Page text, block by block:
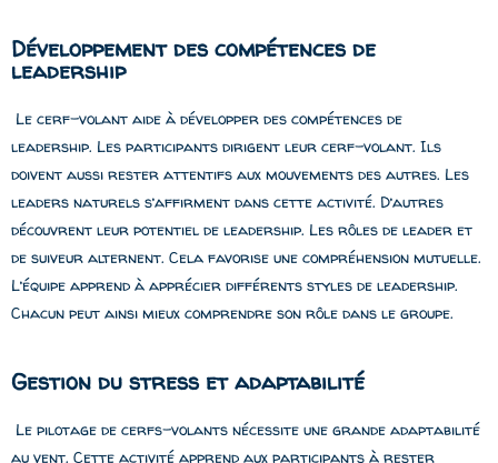
Développement des compétences de
leadership
Le cerf-volant aide à développer des compétences de
leadership. Les participants dirigent leur cerf-volant. Ils
doivent aussi rester attentifs aux mouvements des autres. Les
leaders naturels s’affirment dans cette activité. D’autres
découvrent leur potentiel de leadership. Les rôles de leader et
de suiveur alternent. Cela favorise une compréhension mutuelle.
L’équipe apprend à apprécier différents styles de leadership.
Chacun peut ainsi mieux comprendre son rôle dans le groupe.
Gestion du stress et adaptabilité
Le pilotage de cerfs-volants nécessite une grande adaptabilité
au vent. Cette activité apprend aux participants à rester